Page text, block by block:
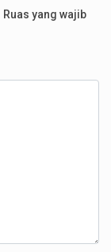
Ruas yang wajib